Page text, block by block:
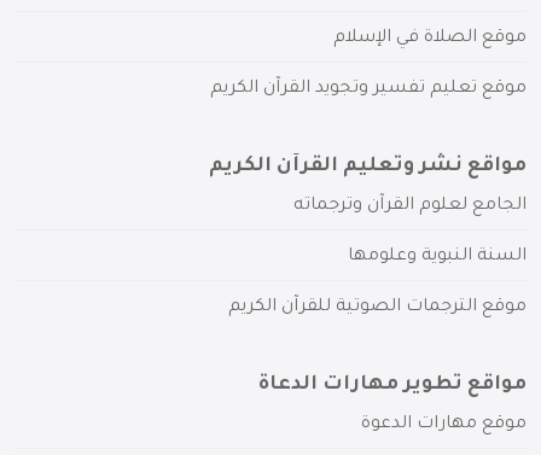
موقع الصلاة في الإسلام
موقع تعليم تفسير وتجويد القرآن الكريم
مواقع نشر وتعليم القرآن الكريم
الجامع لعلوم القرآن وترجماته
السنة النبوية وعلومها
موقع الترجمات الصوتية للقرآن الكريم
مواقع تطوير مهارات الدعاة
موقع مهارات الدعوة